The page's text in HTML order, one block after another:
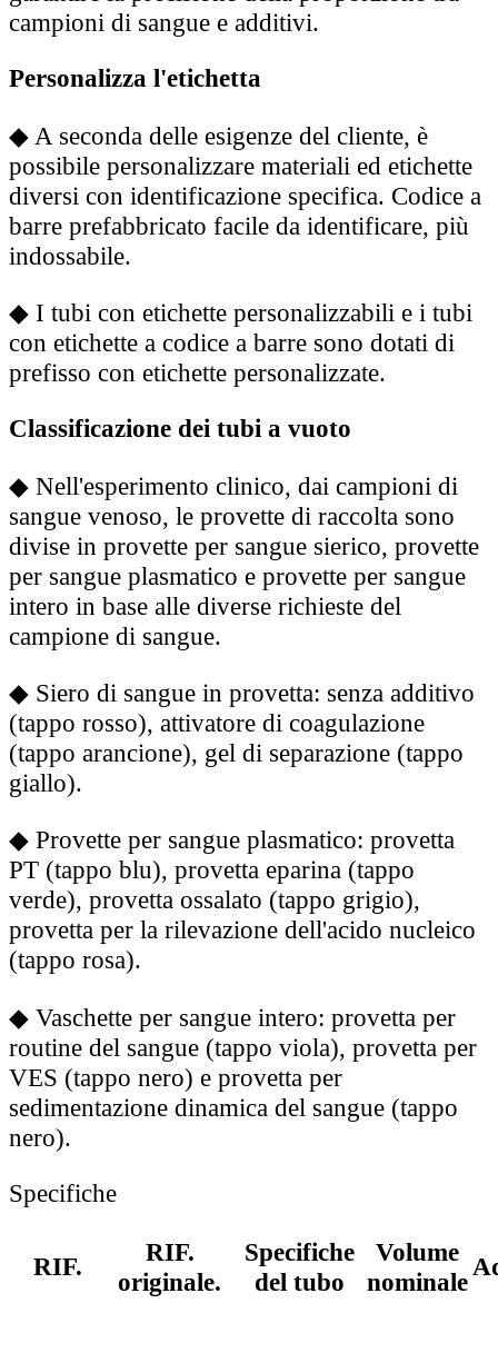
campioni di sangue e additivi.
Personalizza l'etichetta
◆ A seconda delle esigenze del cliente, è
possibile personalizzare materiali ed etichette
diversi con identificazione specifica. Codice a
barre prefabbricato facile da identificare, più
indossabile.
◆ I tubi con etichette personalizzabili e i tubi
con etichette a codice a barre sono dotati di
prefisso con etichette personalizzate.
Classificazione dei tubi a vuoto
◆ Nell'esperimento clinico, dai campioni di
sangue venoso, le provette di raccolta sono
divise in provette per sangue sierico, provette
per sangue plasmatico e provette per sangue
intero in base alle diverse richieste del
campione di sangue.
◆ Siero di sangue in provetta: senza additivo
(tappo rosso), attivatore di coagulazione
(tappo arancione), gel di separazione (tappo
giallo).
◆ Provette per sangue plasmatico: provetta
PT (tappo blu), provetta eparina (tappo
verde), provetta ossalato (tappo grigio),
provetta per la rilevazione dell'acido nucleico
(tappo rosa).
◆ Vaschette per sangue intero: provetta per
routine del sangue (tappo viola), provetta per
VES (tappo nero) e provetta per
sedimentazione dinamica del sangue (tappo
nero).
Specifiche
RIF.
RIF.
originale.
Specifiche
del tubo
Volume
nominale